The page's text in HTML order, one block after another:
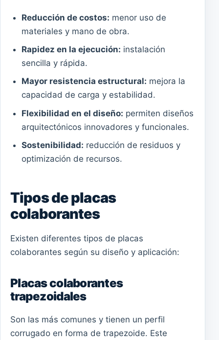
Reducción de costos: menor uso de
materiales y mano de obra.
Rapidez en la ejecución: instalación
sencilla y rápida.
Mayor resistencia estructural: mejora la
capacidad de carga y estabilidad.
Flexibilidad en el diseño: permiten diseños
arquitectónicos innovadores y funcionales.
Sostenibilidad: reducción de residuos y
optimización de recursos.
Tipos de placas
colaborantes
Existen diferentes tipos de placas
colaborantes según su diseño y aplicación:
Placas colaborantes
trapezoidales
Son las más comunes y tienen un perfil
corrugado en forma de trapezoide. Este